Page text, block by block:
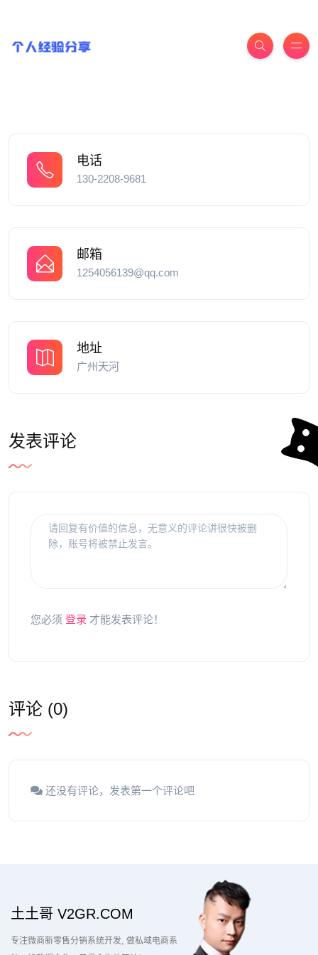
电话
130-2208-9681
邮箱
1254056139@qq.com
地址
广州天河
发表评论
您必须 登录 才能发表评论！
评论 (0)
还没有评论，发表第一个评论吧
土土哥 V2GR.COM
专注微商新零售分销系统开发 做私域电商系